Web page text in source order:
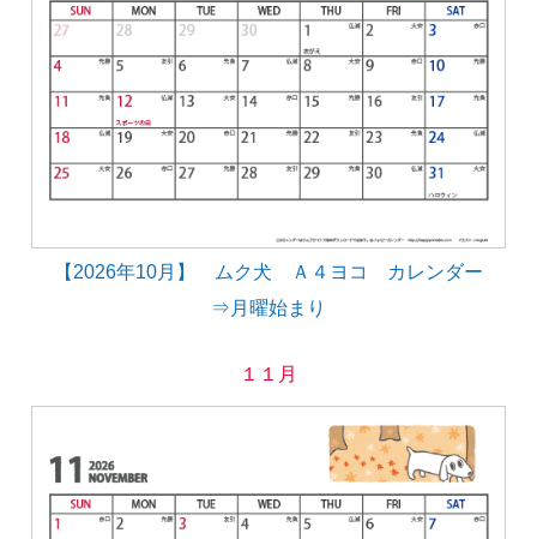
【2026年10月】 ムク犬 Ａ４ヨコ カレンダー
⇒月曜始まり
１１月